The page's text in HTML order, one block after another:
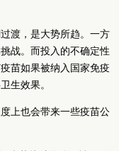
渡，是大势所趋。一方
战。而投入的不确定性
苗如果被纳入国家免疫
生效果。
上也会带来一些疫苗公